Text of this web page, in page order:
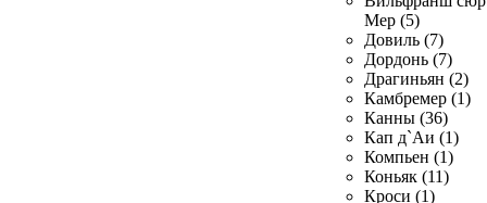
Мер (5)
Довиль (7)
Дордонь (7)
Драгиньян (2)
Камбремер (1)
Канны (36)
Кап д`Аи (1)
Компьен (1)
Коньяк (11)
Кроси (1)